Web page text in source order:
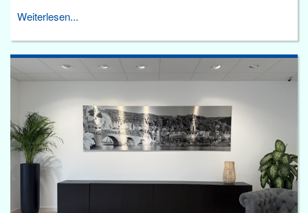
Weiterlesen...